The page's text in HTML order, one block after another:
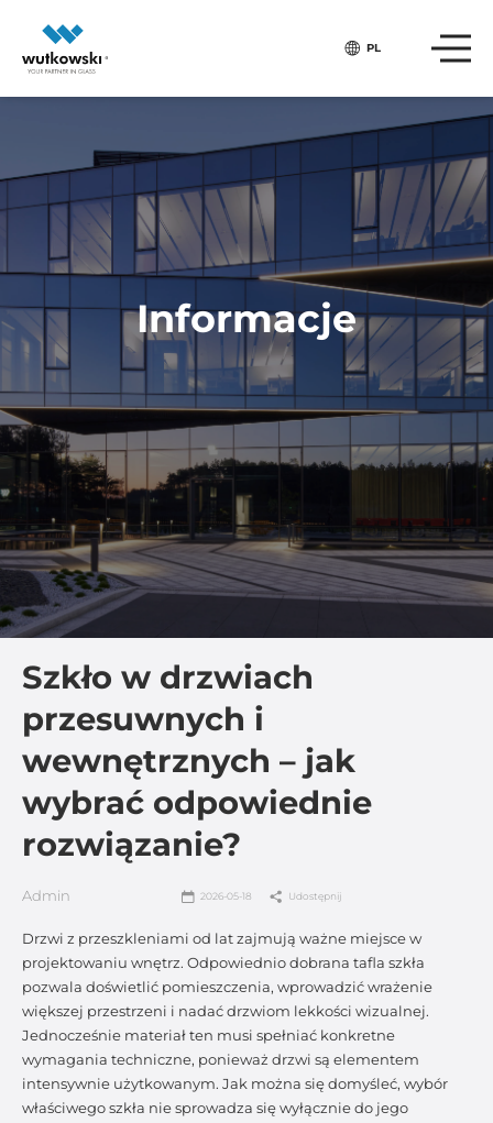
PL
Informacje
Szkło w drzwiach
przesuwnych i
wewnętrznych – jak
wybrać odpowiednie
rozwiązanie?
Admin 2026-05-18 Udostępnij
Drzwi z przeszkleniami od lat zajmują ważne miejsce w
projektowaniu wnętrz. Odpowiednio dobrana tafla szkła
pozwala doświetlić pomieszczenia, wprowadzić wrażenie
większej przestrzeni i nadać drzwiom lekkości wizualnej.
Jednocześnie materiał ten musi spełniać konkretne
wymagania techniczne, ponieważ drzwi są elementem
intensywnie użytkowanym. Jak można się domyśleć, wybór
właściwego szkła nie sprowadza się wyłącznie do jego